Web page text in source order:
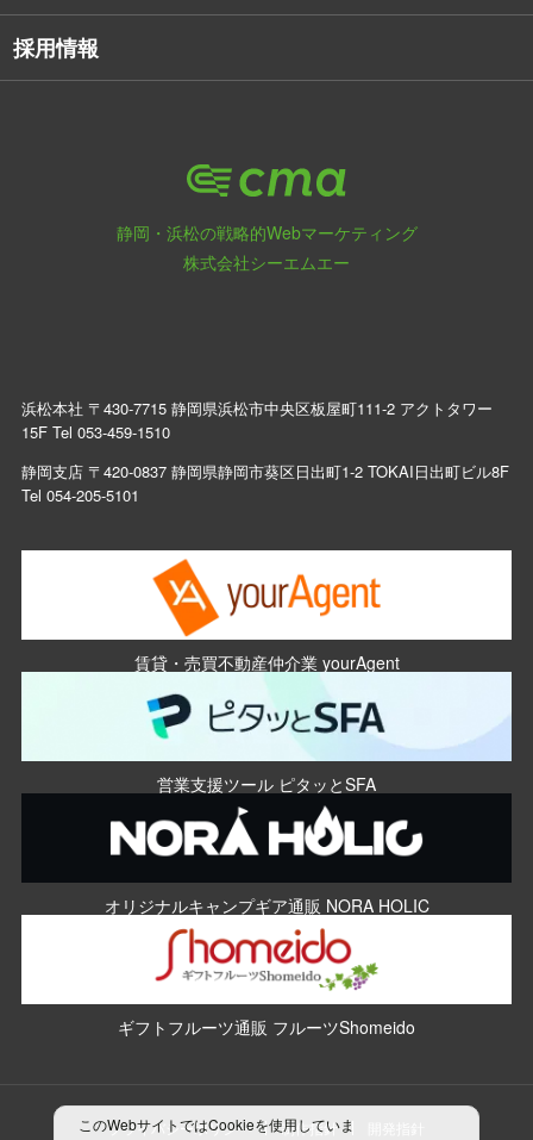
採用情報
静岡・浜松の戦略的Webマーケティング
株式会社シーエムエー
浜松本社 〒430-7715 静岡県浜松市中央区板屋町111-2 アクトタワー
15F Tel 053-459-1510
静岡支店 〒420-0837 静岡県静岡市葵区日出町1-2 TOKAI日出町ビル8F
Tel 054-205-5101
賃貸・売買不動産仲介業 yourAgent
営業支援ツール ピタッとSFA
オリジナルキャンプギア通販 NORA HOLIC
ギフトフルーツ通販 フルーツShomeido
プライバシーポリシー 制作指針
このWebサイトではCookieを使用していま